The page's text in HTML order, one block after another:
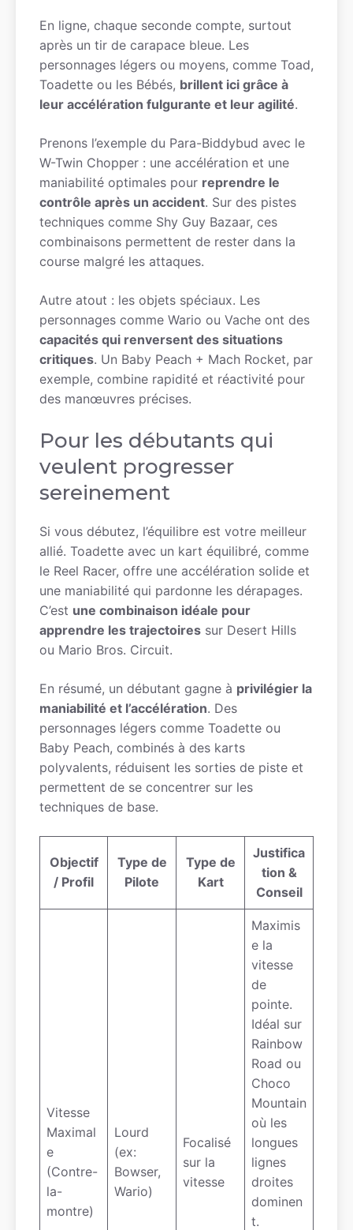
En ligne, chaque seconde compte, surtout
après un tir de carapace bleue. Les
personnages légers ou moyens, comme Toad,
Toadette ou les Bébés, brillent ici grâce à
leur accélération fulgurante et leur agilité.
Prenons l’exemple du Para-Biddybud avec le
W-Twin Chopper : une accélération et une
maniabilité optimales pour reprendre le
contrôle après un accident. Sur des pistes
techniques comme Shy Guy Bazaar, ces
combinaisons permettent de rester dans la
course malgré les attaques.
Autre atout : les objets spéciaux. Les
personnages comme Wario ou Vache ont des
capacités qui renversent des situations
critiques. Un Baby Peach + Mach Rocket, par
exemple, combine rapidité et réactivité pour
des manœuvres précises.
Pour les débutants qui
veulent progresser
sereinement
Si vous débutez, l’équilibre est votre meilleur
allié. Toadette avec un kart équilibré, comme
le Reel Racer, offre une accélération solide et
une maniabilité qui pardonne les dérapages.
C’est une combinaison idéale pour
apprendre les trajectoires sur Desert Hills
ou Mario Bros. Circuit.
En résumé, un débutant gagne à privilégier la
maniabilité et l’accélération. Des
personnages légers comme Toadette ou
Baby Peach, combinés à des karts
polyvalents, réduisent les sorties de piste et
permettent de se concentrer sur les
techniques de base.
Objectif
/ Profil
Type de
Pilote
Type de
Kart
Justifica
tion &
Conseil
Vitesse
Maximal
e
(Contre-
la-
montre)
Lourd
(ex:
Bowser,
Wario)
Focalisé
sur la
vitesse
Maximis
e la
vitesse
de
pointe.
Idéal sur
Rainbow
Road ou
Choco
Mountain
où les
longues
lignes
droites
dominen
t.